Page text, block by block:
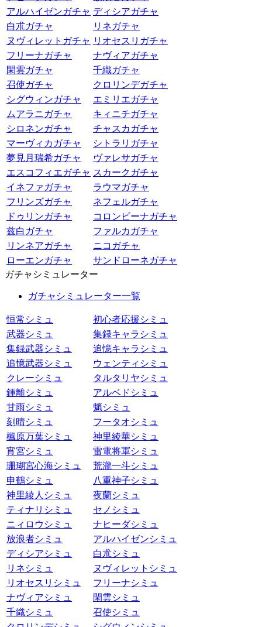
アルハイゼンガチャ ディシアガチャ
白朮ガチャ
リネガチャ
ヌヴィレットガチャ リオセスリガチャ
フリーナガチャ
ナヴィアガチャ
閑雲ガチャ
千織ガチャ
召使ガチャ
クロリンデガチャ
シグウィンガチャ
エミリエガチャ
ムアラニガチャ
キィニチガチャ
シロネンガチャ
チャスカガチャ
マーヴィカガチャ
シトラリガチャ
夢見月瑞希ガチャ
ヴァレサガチャ
エスコフィエガチャ スカークガチャ
イネファガチャ
ラウマガチャ
フリンズガチャ
ネフェルガチャ
ドゥリンガチャ
コロンビーナガチャ
兹白ガチャ
ファルカガチャ
リンネアガチャ
ニコガチャ
ローエンガチャ
サンドローネガチャ
ガチャシミュレーター
ガチャシミュレーター一覧
恒常シミュ
初心者応援シミュ
武器シミュ
集録キャラシミュ
集録武器シミュ
追憶キャラシミュ
追憶武器シミュ
ウェンティシミュ
クレーシミュ
タルタリヤシミュ
鍾離シミュ
アルベドシミュ
甘雨シミュ
魈シミュ
刻晴シミュ
フータオシミュ
楓原万葉シミュ
神里綾華シミュ
宵宮シミュ
雷電将軍シミュ
珊瑚宮心海シミュ
荒瀧一斗シミュ
申鶴シミュ
八重神子シミュ
神里綾人シミュ
夜蘭シミュ
ティナリシミュ
セノシミュ
ニィロウシミュ
ナヒーダシミュ
放浪者シミュ
アルハイゼンシミュ
ディシアシミュ
白朮シミュ
リネシミュ
ヌヴィレットシミュ
リオセスリシミュ
フリーナシミュ
ナヴィアシミュ
閑雲シミュ
千織シミュ
召使シミュ